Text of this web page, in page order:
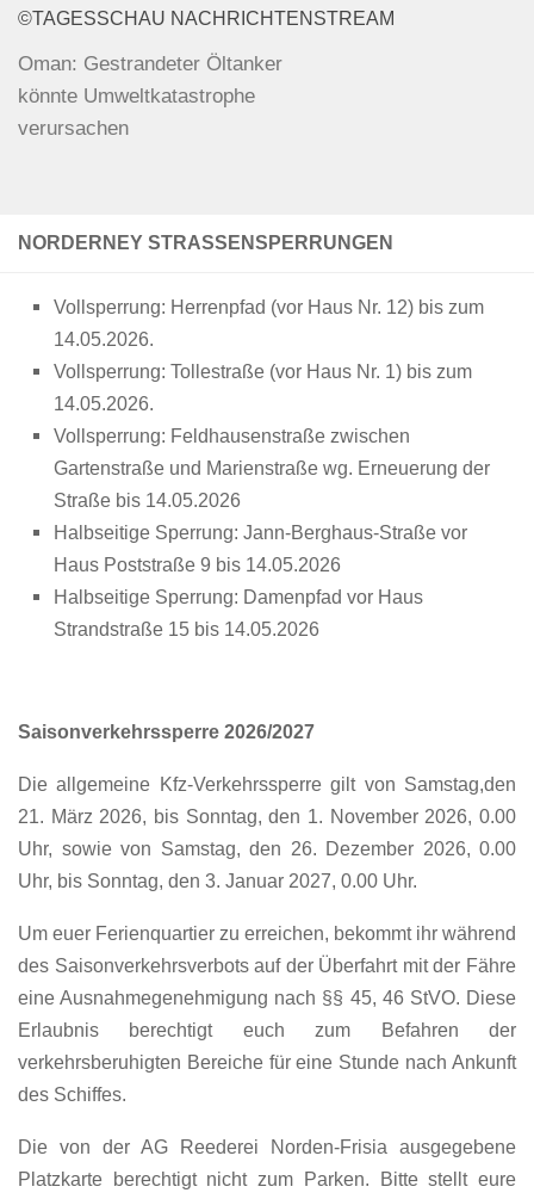
NORDERNEY STRASSENSPERRUNGEN
Vollsperrung: Herrenpfad (vor Haus Nr. 12) bis zum
14.05.2026.
Vollsperrung: Tollestraße (vor Haus Nr. 1) bis zum
14.05.2026.
Vollsperrung: Feldhausenstraße zwischen
Gartenstraße und Marienstraße wg. Erneuerung der
Straße bis 14.05.2026
Halbseitige Sperrung: Jann-Berghaus-Straße vor
Haus Poststraße 9 bis 14.05.2026
Halbseitige Sperrung: Damenpfad vor Haus
Strandstraße 15 bis 14.05.2026
Saisonverkehrssperre 2026/2027
Die allgemeine Kfz-Verkehrssperre gilt von Samstag,den
21. März 2026, bis Sonntag, den 1. November 2026, 0.00
Uhr, sowie von Samstag, den 26. Dezember 2026, 0.00
Uhr, bis Sonntag, den 3. Januar 2027, 0.00 Uhr.
Um euer Ferienquartier zu erreichen, bekommt ihr während
des Saisonverkehrsverbots auf der Überfahrt mit der Fähre
eine Ausnahmegenehmigung nach §§ 45, 46 StVO. Diese
Erlaubnis berechtigt euch zum Befahren der
verkehrsberuhigten Bereiche für eine Stunde nach Ankunft
des Schiffes.
Die von der AG Reederei Norden-Frisia ausgegebene
Platzkarte berechtigt nicht zum Parken. Bitte stellt eure
unerlaubt entfernt / Esens - Motorradfahrer bei Unfall
schwer verletzt
POL-AUR: Marienhafe - Unerlaubtes Entfernen vom
gestohlen / Juist - Versuchter Einbruch in eine
Wohnung / Marienhafe - Diebstahl von zwei Pedelecs /
Südbrookmerland - Diebstahl von Zaunelementen
POL-AUR: Hage - Alkoholisiert mit dem E-Scooter
unterwegs / Wiesmoor - Nach Unfall unerlaubt entfernt /
Aurich - Motorradfahrer bei Unfall schwer verletzt /
©TAGESSCHAU NACHRICHTENSTREAM
Oman: Gestrandeter Öltanker
könnte Umweltkatastrophe
verursachen